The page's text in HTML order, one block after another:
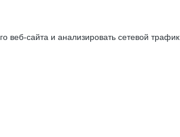
сайта и анализировать сетевой трафик.